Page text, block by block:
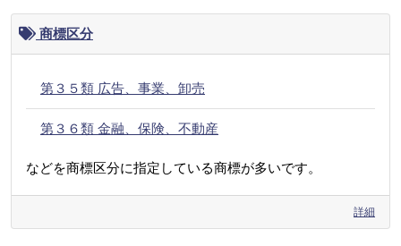
商標区分
第３５類 広告、事業、卸売
第３６類 金融、保険、不動産
などを商標区分に指定している商標が多いです。
詳細